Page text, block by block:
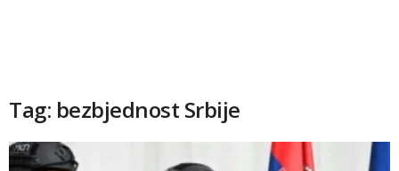
Tag: bezbjednost Srbije